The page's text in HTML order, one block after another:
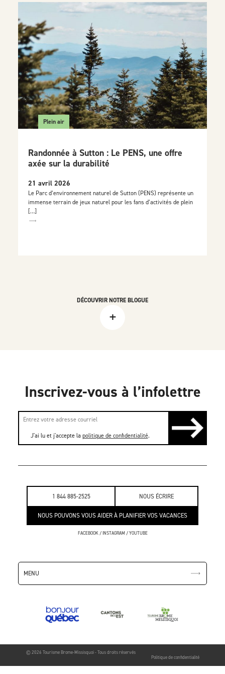
1 844 885-2525 NOUS ÉCRIRE
NOUS POUVONS VOUS AIDER À PLANIFIER VOS VACANCES
FACEBOOK/INSTAGRAM /YOUTUBE
MENU
© 2026 Tourisme Brome-Missisquoi - Tous droits réservés
Politique de confidentialité
Plein air
Randonnée à Sutton : Le PENS, une offre
axée sur la durabilité
21 avril 2026
Le Parc d’environnement naturel de Sutton (PENS) représente un
immense terrain de jeux naturel pour les fans d’activités de plein
[…]
DÉCOUVRIR NOTRE BLOGUE
+
Inscrivez-vous à l’infolettre
J'ai lu et j'accepte la politique de confidentialité.